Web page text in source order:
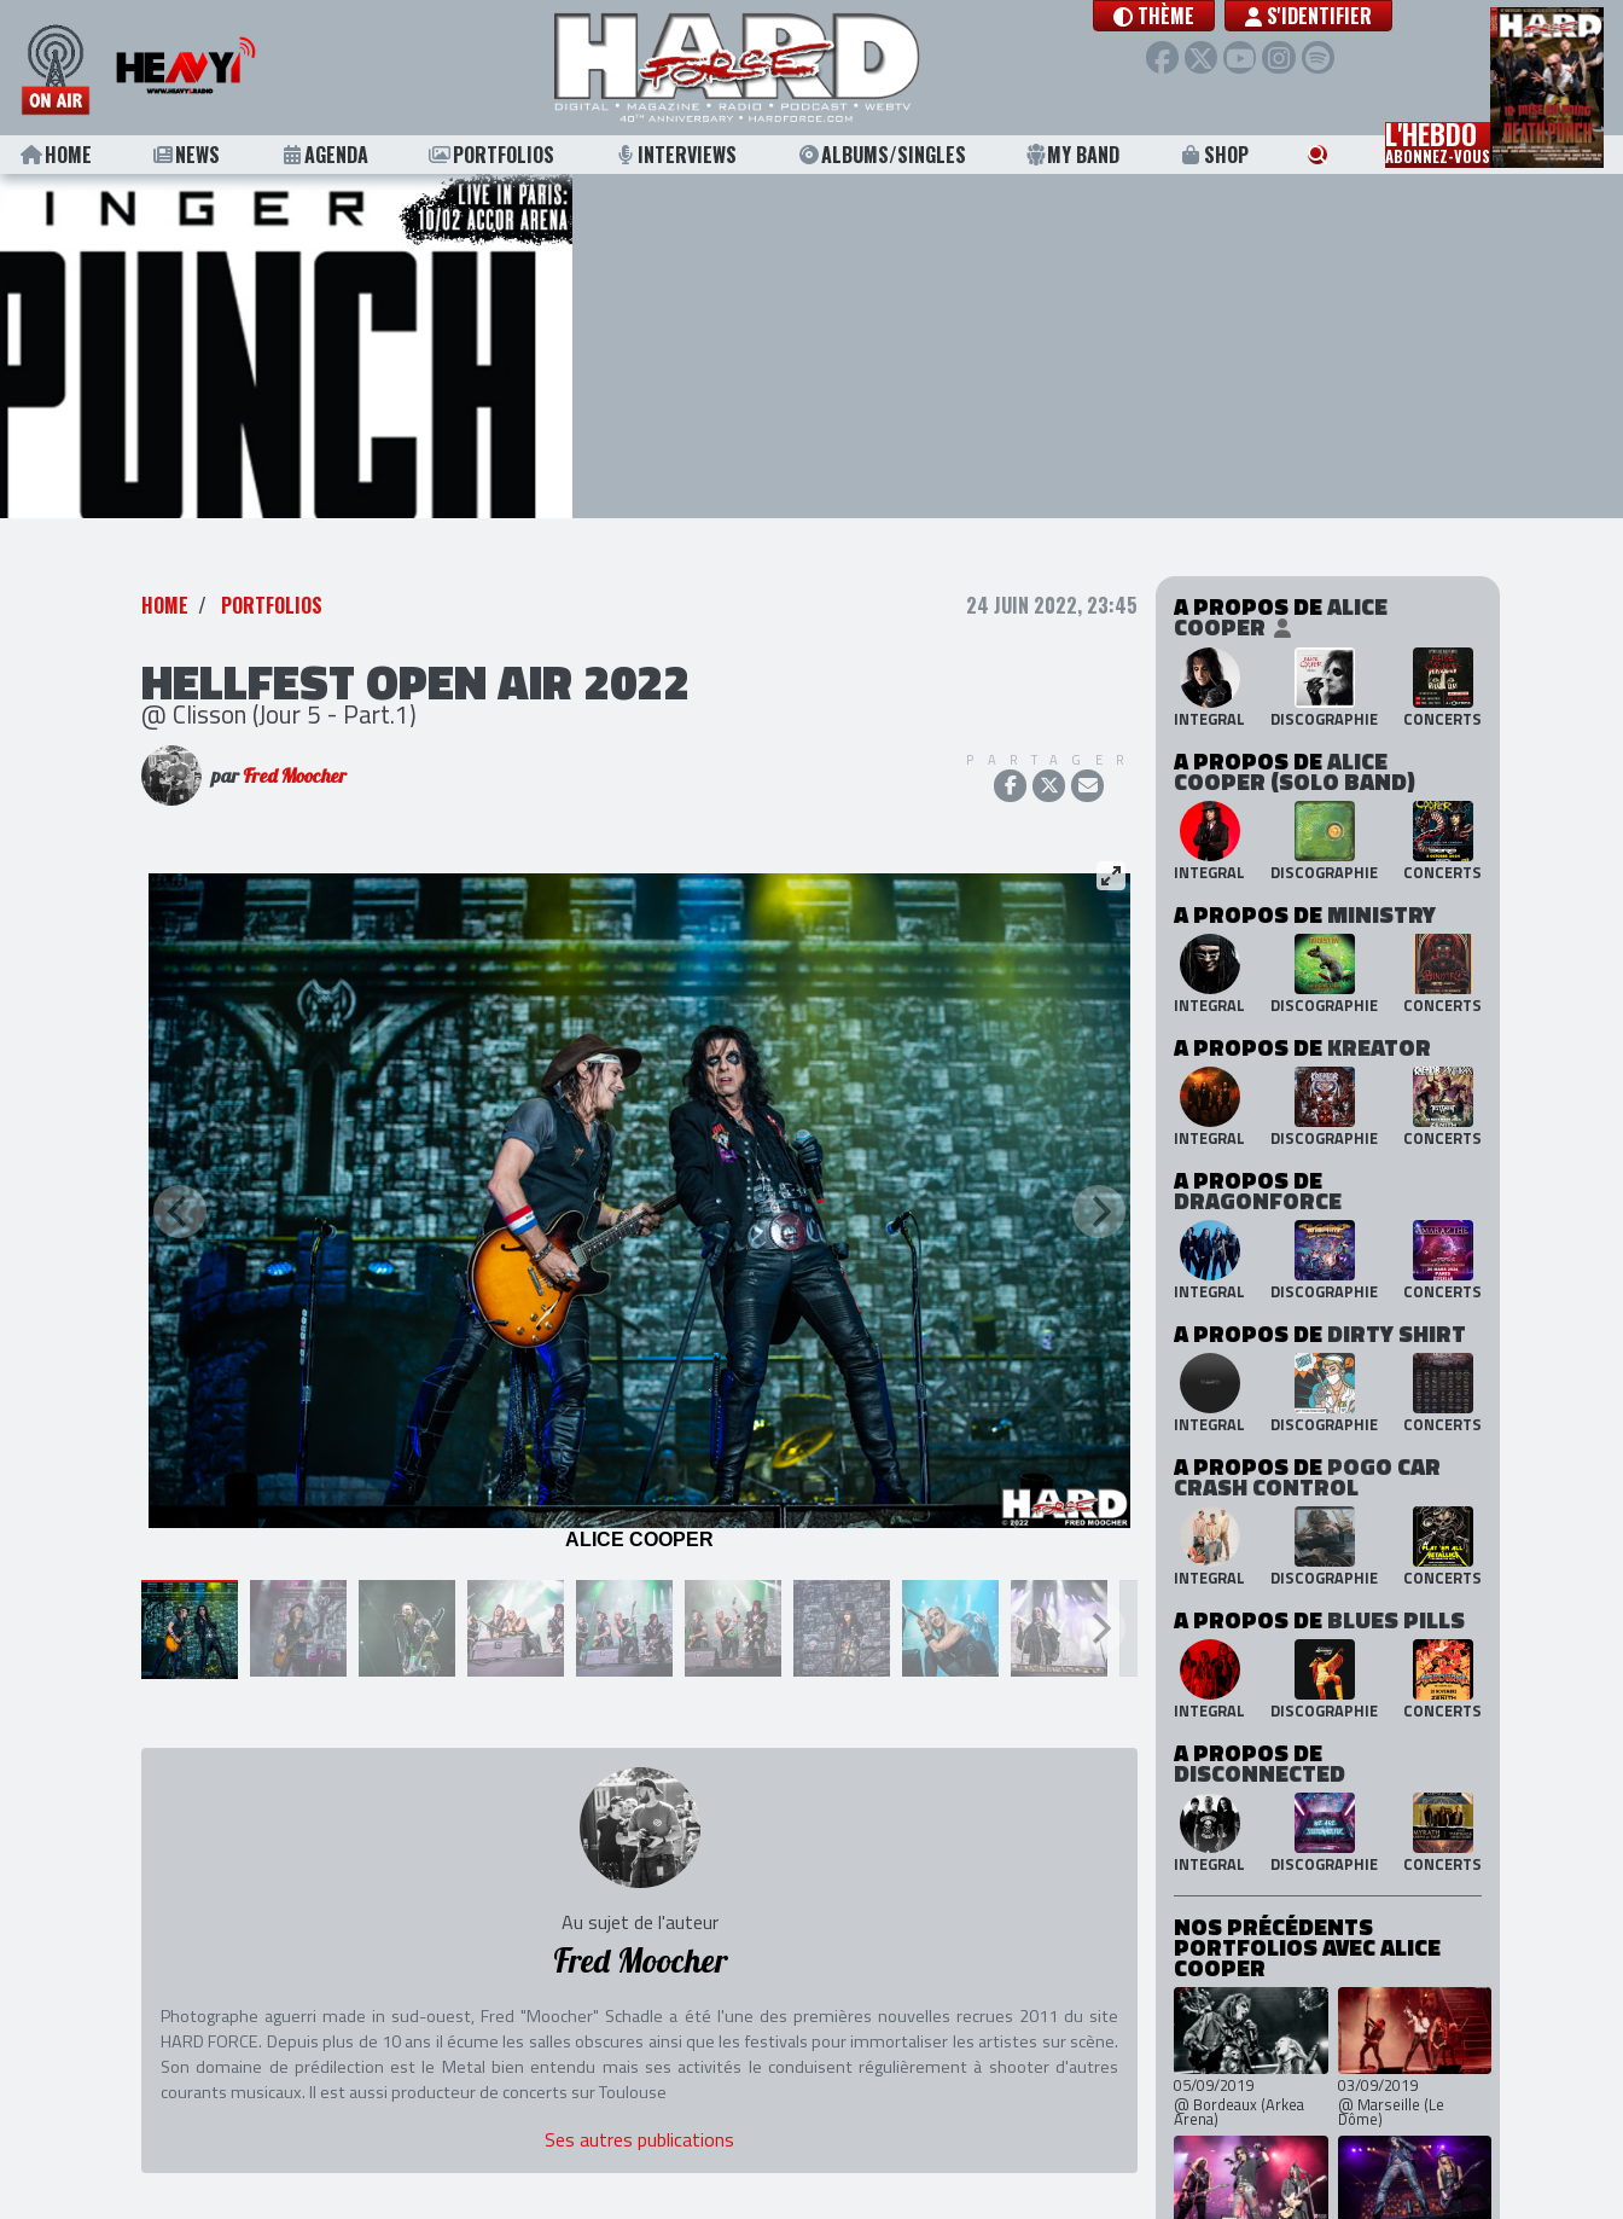
THÈME S'IDENTIFIER
HOME NEWS AGENDA PORTFOLIOS INTERVIEWS ALBUMS/SINGLES MY BAND SHOP L'HEBDO
ABONNEZ-VOUS
HOME PORTFOLIOS 24 JUIN 2022, 23:45
HELLFEST OPEN AIR 2022
@ Clisson (Jour 5 - Part.1)
parFred Moocher
PARTAGER
Au sujet de l'auteur
Fred Moocher
Photographe aguerri made in sud-ouest, Fred "Moocher" Schadle a été l'une des premières nouvelles recrues 2011 du site
HARD FORCE. Depuis plus de 10 ans il écume les salles obscures ainsi que les festivals pour immortaliser les artistes sur scène.
Son domaine de prédilection est le Metal bien entendu mais ses activités le conduisent régulièrement à shooter d'autres
courants musicaux. Il est aussi producteur de concerts sur Toulouse
Ses autres publications
A PROPOS DEALICE
COOPER
INTEGRAL DISCOGRAPHIE CONCERTS
A PROPOS DEALICE
COOPER (SOLO BAND)
INTEGRAL DISCOGRAPHIE CONCERTS
A PROPOS DEMINISTRY
INTEGRAL DISCOGRAPHIE CONCERTS
A PROPOS DEKREATOR
INTEGRAL DISCOGRAPHIE CONCERTS
A PROPOS DE
DRAGONFORCE
INTEGRAL DISCOGRAPHIE CONCERTS
A PROPOS DEDIRTY SHIRT
INTEGRAL DISCOGRAPHIE CONCERTS
A PROPOS DEPOGO CAR
CRASH CONTROL
INTEGRAL DISCOGRAPHIE CONCERTS
A PROPOS DEBLUES PILLS
INTEGRAL DISCOGRAPHIE CONCERTS
A PROPOS DE
DISCONNECTED
INTEGRAL DISCOGRAPHIE CONCERTS
NOS PRÉCÉDENTS
PORTFOLIOS AVEC ALICE
COOPER
05/09/2019
@ Bordeaux (Arkea
Arena)
03/09/2019
@ Marseille (Le
Dôme)